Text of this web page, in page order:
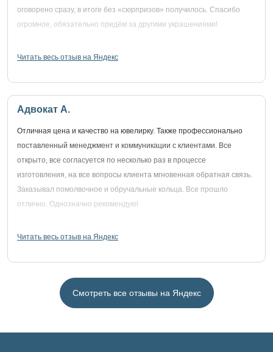
оговорено сразу, в итоге без «сюрпризов» получилось. Спасибо
огромное, обязательно придём за другими украшениями!
Читать весь отзыв на Яндекс
Адвокат А.
Отличная цена и качество на ювелирку. Также профессионально
поставленный менеджмент и коммуникации с клиентами. Все
открыто, все согласуется по несколько раз в процессе
изготовления, на все вопросы клиента мгновенная обратная связь.
Заказывал помолвочное и обручальные кольца. Все прошло
отлично. Однозначно рекомендую!
Читать весь отзыв на Яндекс
Смотреть все отзывы на Яндекс